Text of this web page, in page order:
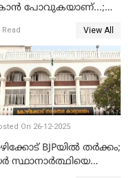
പോവുകയാണ്...;
ഓഫീസ്
വിശദീകരിയ്ക്കുന്നു;
View All
On 26-12-2025
BJPയിൽ തർക്കം;
സ്ഥാനാർത്ഥിയെ